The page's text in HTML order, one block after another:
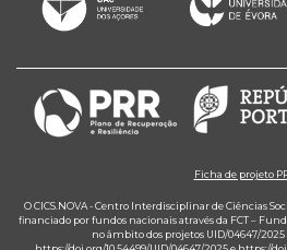
Ficha de projeto
O CICS.NOVA - Centro Interdisciplinar de Ciências
financiado por fundos nacionais através da FCT –
no âmbito dos projetos UID/04647/2025